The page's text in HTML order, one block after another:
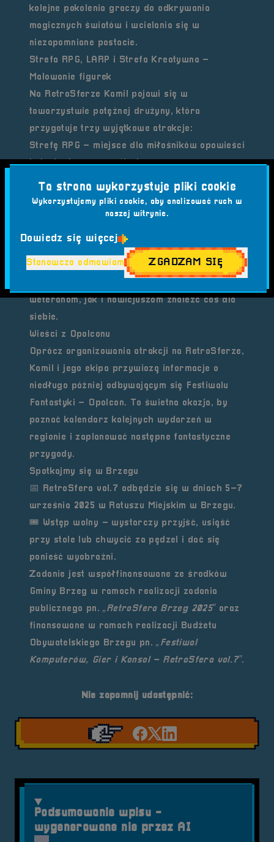
kolejne pokolenia graczy do odkrywania
magicznych światów i wcielania się w
niezapomniane postacie.
Strefa RPG, LARP i Strefa Kreatywna –
Malowanie figurek
Na RetroSferze Kamil pojawi się w
towarzystwie potężnej drużyny, która
przygotuje trzy wyjątkowe atrakcje:
Strefę RPG – miejsce dla miłośników opowieści
i strategicznego myślenia,
Strefę LARP
– pełną interaktywnych,
terenowych przygód,
Strefę Kreatywną– gdzie będzie można
Te trzy strefy zagwarantują uczestnikom
weteranom, jak i nowicjuszom znaleźć coś dla
siebie.
Wieści z Opolconu
Oprócz organizowania atrakcji na RetroSferze,
Kamil i jego ekipa przywiozą informacje o
niedługo później odbywającym się
Festiwalu
Fantastyki – Opolcon. To świetna okazja, by
poznać kalendarz kolejnych wydarzeń w
regionie i zaplanować następne fantastyczne
przygody.
Spotkajmy się w Brzegu
📅
RetroSfera vol.7 odbędzie się w dniach 5–7
września 2025 w Ratuszu Miejskim w Brzegu.
🎟️ Wstęp wolny – wystarczy przyjść, usiąść
przy stole lub chwycić za pędzel i dać się
ponieść wyobraźni.
Zadanie jest współfinansowane ze środków
Gminy Brzeg w ramach realizacji zadania
publicznego pn.„RetroSfera Brzeg 2025”oraz
finansowane w ramach realizacji
Budżetu
Obywatelskiego Brzegu pn.„Festiwal
Komputerów, Gier i Konsol – RetroSfera vol.7”.
Nie zapomnij udostępnić:
Udostępnij na
Udostępnij na
Udostępnij na
Podsumowanie wpisu -
wygenerowane nie przez AI
Ta strona wykorzystuje pliki cookie
Wykorzystujemy pliki cookie, aby analizować ruch w
naszej witrynie.
Dowiedz się więcej
Stanowczo odmawiam ZGADZAM SIĘ